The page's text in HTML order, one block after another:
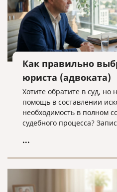
Как правильно
юриста (адвоката)
Хотите обратите в суд, но
помощь в составлении
необходимость в полном
судебного процесса?
cлово» по адресу
...